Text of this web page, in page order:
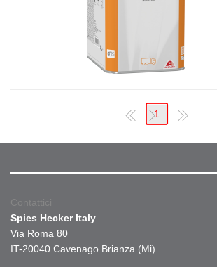
1
Contattici
Spies Hecker Italy
Via Roma 80
IT-20040 Cavenago Brianza (Mi)